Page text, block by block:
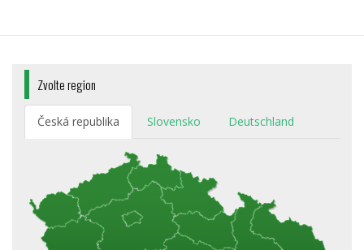
Zvolte region
Česká republika Slovensko Deutschland